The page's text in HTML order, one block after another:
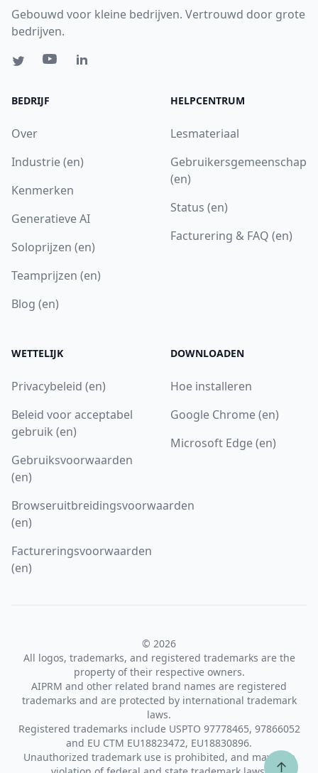
Gebouwd voor kleine bedrijven. Vertrouwd door grote
bedrijven.
BEDRIJF
Over
Industrie (en)
Kenmerken
Generatieve AI
Soloprijzen (en)
Teamprijzen (en)
Blog (en)
HELPCENTRUM
Lesmateriaal
Gebruikersgemeenschap
(en)
Status (en)
Facturering & FAQ (en)
WETTELIJK
Privacybeleid (en)
Beleid voor acceptabel
gebruik (en)
Gebruiksvoorwaarden
(en)
Browseruitbreidingsvoorwaarden
(en)
Factureringsvoorwaarden
(en)
DOWNLOADEN
Hoe installeren
Google Chrome (en)
Microsoft Edge (en)
© 2026
All logos, trademarks, and registered trademarks are the
property of their respective owners.
AIPRM and other related brand names are registered
trademarks and are protected by international trademark
laws.
Registered trademarks include USPTO 97778465, 97866052
and EU CTM EU18823472, EU18830896.
Unauthorized trademark use is prohibited, and may be a
↑